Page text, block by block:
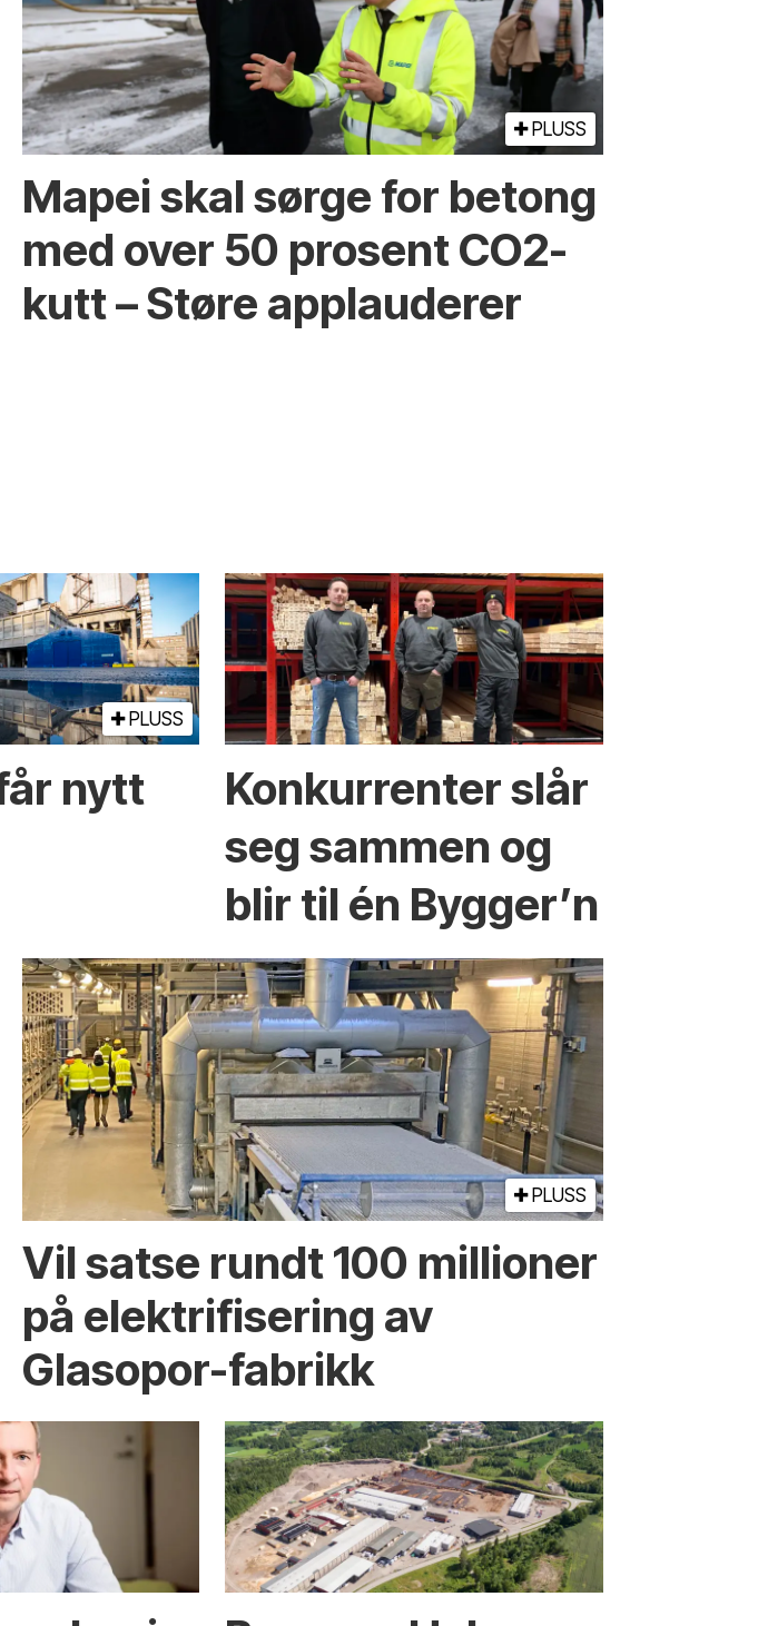
PLUSS
Mapei skal sørge for betong
med over 50 prosent CO2-
kutt – Støre applauderer
PLUSS
nytt
Konkurrenter slår
seg sammen og
blir til én Bygger’n
PLUSS
Vil satse rundt 100 millioner
på elektrifisering av
Glasopor-fabrikk